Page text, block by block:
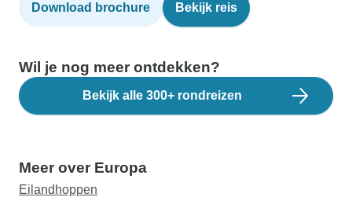
Download brochure Bekijk reis
Wil je nog meer ontdekken?
Bekijk alle 300+ rondreizen
Meer over Europa
Eilandhoppen